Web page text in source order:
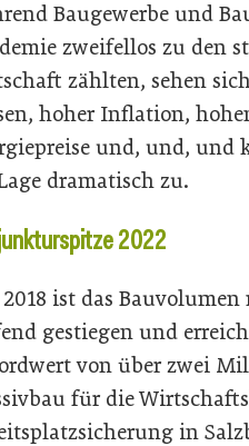
Baugewerbe und
zweifellos zu den
zählten, sehen
hoher Inflation,
und, und, und
dramatisch zu.
2022
2018 ist das
gestiegen und
von über zwei
für die
in